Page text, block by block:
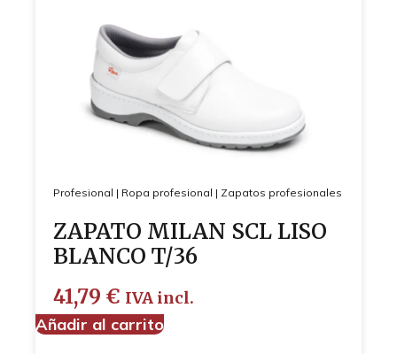
Profesional | Ropa profesional | Zapatos profesionales
ZAPATO MILAN SCL LISO
BLANCO T/36
41,79 € IVA incl.
Añadir al carrito